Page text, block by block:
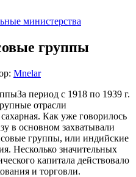
министерства
группы
Mnelar
За период с 1918 по 1939 г.
отрасли
Как уже говорилось
в основном захватывали
группы, или индийские
Несколько значительных
капитала действовало
и торговли.